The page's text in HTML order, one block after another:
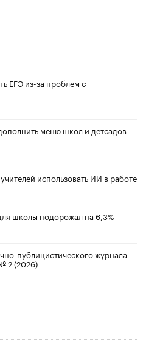
ЕГЭ из-за проблем с
меню школ и детсадов
использовать ИИ в работе
школы подорожал на 6,3%
публицистического журнала
2 (2026)